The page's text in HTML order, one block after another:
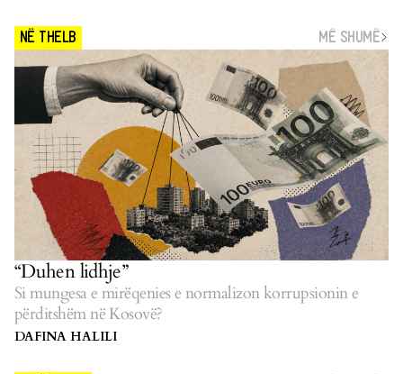
NË THELB MË SHUMË
“Duhen lidhje”
Si mungesa e mirëqenies e normalizon korrupsionin e
përditshëm në Kosovë?
DAFINA HALILI